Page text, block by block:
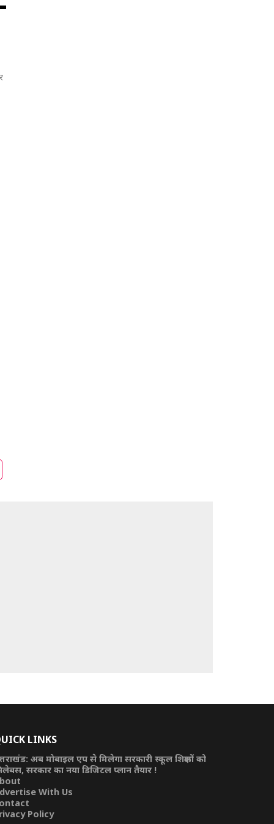
LINKS
अब मोबाइल एप से मिलेगा सरकारी स्कूल शिक्षकों को
सरकार का नया डिजिटल प्लान तैयार !
With Us
Policy